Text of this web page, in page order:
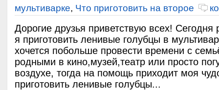
мультиварке, Что приготовить на второе
Дорогие друзья приветствую всех! Сегодня
я приготовить ленивые голубцы в
хочется побольше провести времени с
родными в кино,музей,театр или просто
воздухе, тогда на помощь приходит моя
приготовить ленивые голубцы...